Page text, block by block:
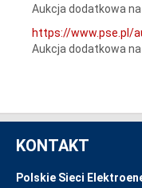
Aukcja dodatkowa na
https://www.pse.pl/
Aukcja dodatkowa na
KONTAKT
Polskie Sieci